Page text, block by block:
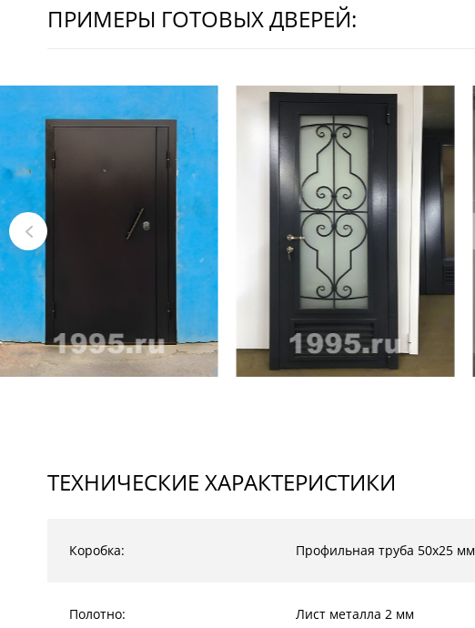
ПРИМЕРЫ ГОТОВЫХ ДВЕРЕЙ:
ТЕХНИЧЕСКИЕ ХАРАКТЕРИСТИКИ
Коробка: Профильная труба 50х25 мм
Полотно: Лист металла 2 мм